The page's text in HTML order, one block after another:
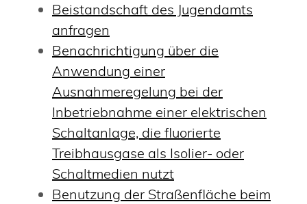
Beistandschaft des Jugendamts
anfragen
Benachrichtigung über die
Anwendung einer
Ausnahmeregelung bei der
Inbetriebnahme einer elektrischen
Schaltanlage, die fluorierte
Treibhausgase als Isolier- oder
Schaltmedien nutzt
Benutzung der Straßenfläche beim